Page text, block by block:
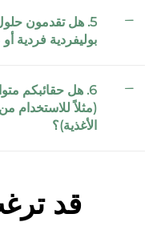
5. هل تقدمون
بوليفردية فردية
6. هل حقائبكم
(مثلاً للاستخدام
الأغذية)؟
قد